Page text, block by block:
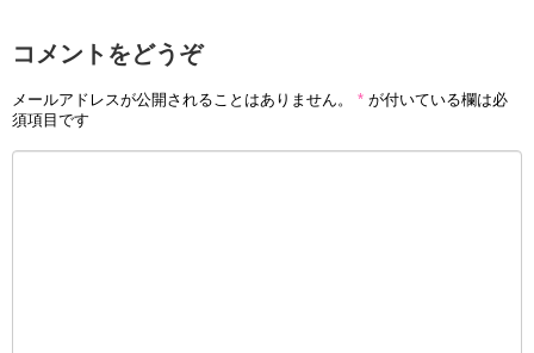
コメントをどうぞ
メールアドレスが公開されることはありません。 * が付いている欄は必
須項目です